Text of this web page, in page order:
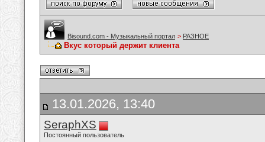
Bisound.com - Музыкальный портал > РАЗНОЕ
Вкус который держит клиента
13.01.2026, 13:40
SeraphXS
Постоянный пользователь